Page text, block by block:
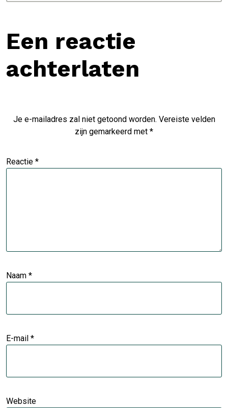
Een reactie
achterlaten
Je e-mailadres zal niet getoond worden. Vereiste velden
zijn gemarkeerd met *
Reactie *
Naam *
E-mail *
Website